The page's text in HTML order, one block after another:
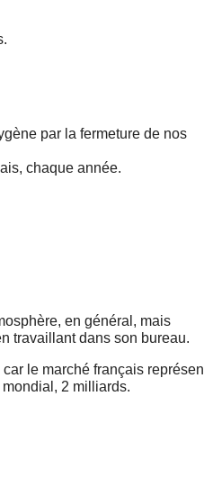
par la fermeture de nos
chaque année.
en général, mais
travaillant dans son bureau.
le marché français
2 milliards.